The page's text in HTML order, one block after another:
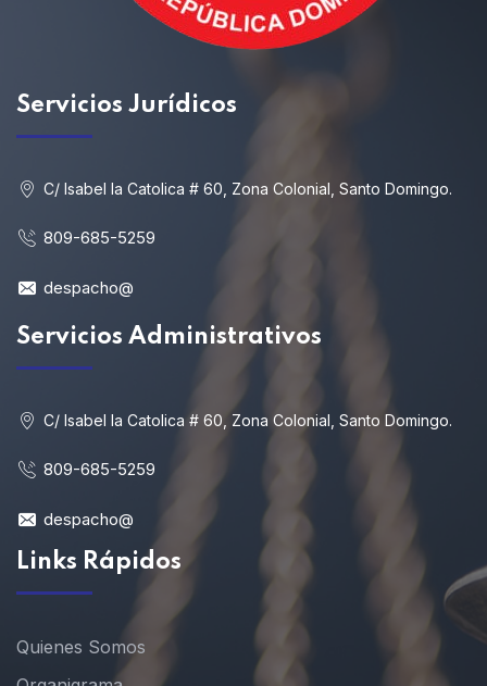
Servicios Jurídicos
C/ Isabel la Catolica # 60, Zona Colonial, Santo Domingo.
809-685-5259
despacho@
Servicios Administrativos
C/ Isabel la Catolica # 60, Zona Colonial, Santo Domingo.
809-685-5259
despacho@
Links Rápidos
Quienes Somos